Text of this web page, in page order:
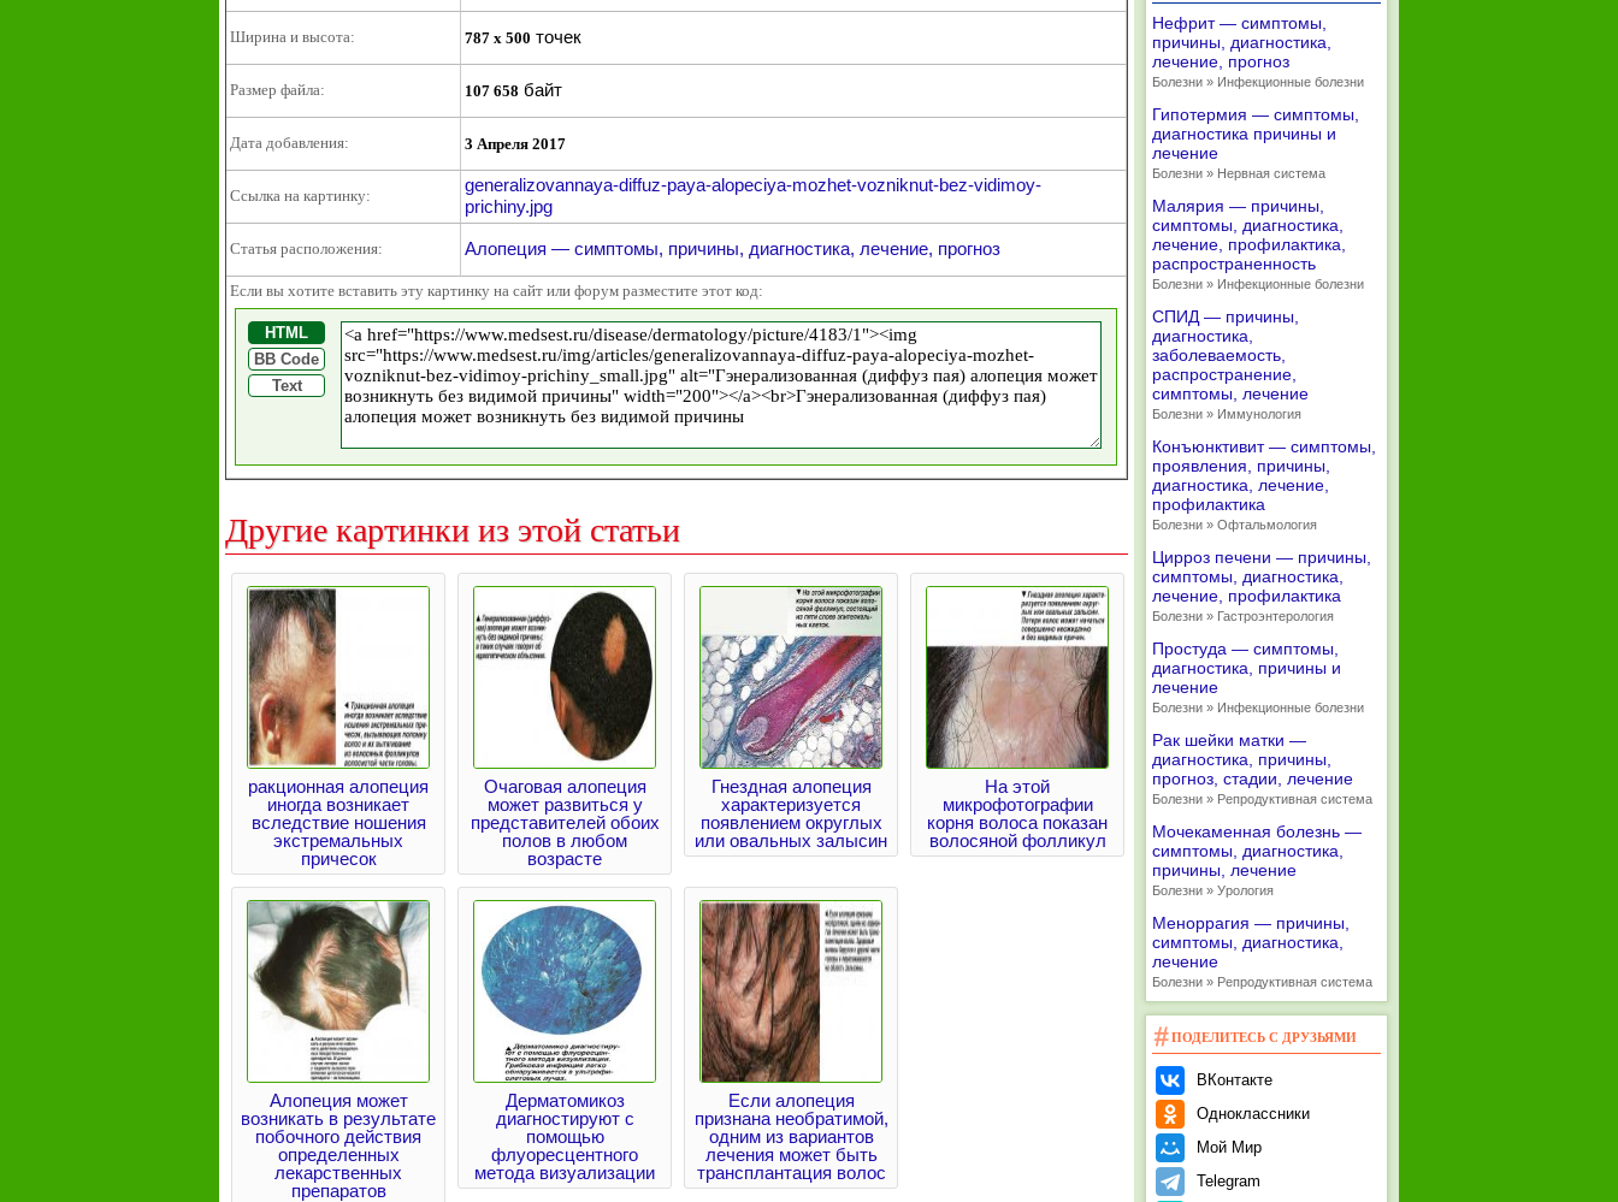
Ширина и высота: 787 x 500 точек
Размер файла: 107 658 байт
Дата добавления: 3 Апреля 2017
Ссылка на картинку:
generalizovannaya-diffuz-paya-alopeciya-mozhet-vozniknut-bez-vidimoy-
prichiny.jpg
Статья расположения: Алопеция — симптомы, причины, диагностика, лечение, прогноз
Если вы хотите вставить эту картинку на сайт или форум разместите этот код:
HTML
BB Code
Text
Другие картинки из этой статьи
ракционная алопеция
иногда возникает
вследствие ношения
экстремальных
причесок
Очаговая алопеция
может развиться у
представителей обоих
полов в любом
возрасте
Гнездная алопеция
характеризуется
появлением округлых
или овальных залысин
На этой
микрофотографии
корня волоса показан
волосяной фолликул
Алопеция может
возникать в результате
побочного действия
определенных
лекарственных
препаратов
Дерматомикоз
диагностируют с
помощью
флуоресцентного
метода визуализации
Если алопеция
признана необратимой,
одним из вариантов
лечения может быть
трансплантация волос
Нефрит — симптомы,
причины, диагностика,
лечение, прогноз
Болезни » Инфекционные болезни
Гипотермия — симптомы,
диагностика причины и
лечение
Болезни » Нервная система
Малярия — причины,
симптомы, диагностика,
лечение, профилактика,
распространенность
Болезни » Инфекционные болезни
СПИД — причины,
диагностика,
заболеваемость,
распространение,
симптомы, лечение
Болезни » Иммунология
Конъюнктивит — симптомы,
проявления, причины,
диагностика, лечение,
профилактика
Болезни » Офтальмология
Цирроз печени — причины,
симптомы, диагностика,
лечение, профилактика
Болезни » Гастроэнтерология
Простуда — симптомы,
диагностика, причины и
лечение
Болезни » Инфекционные болезни
Рак шейки матки —
диагностика, причины,
прогноз, стадии, лечение
Болезни » Репродуктивная система
Мочекаменная болезнь —
симптомы, диагностика,
причины, лечение
Болезни » Урология
Меноррагия — причины,
симптомы, диагностика,
лечение
Болезни » Репродуктивная система
ПОДЕЛИТЕСЬ С ДРУЗЬЯМИ
ВКонтакте
Одноклассники
Мой Мир
Telegram